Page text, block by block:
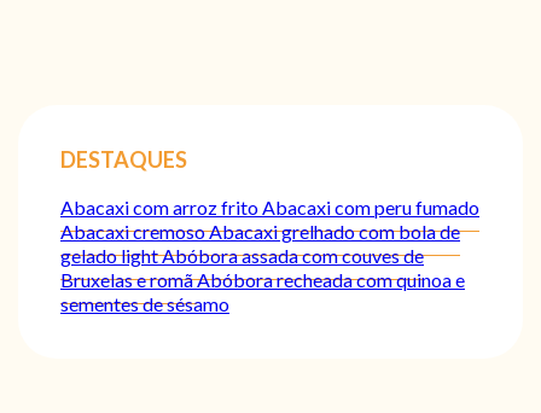
DESTAQUES
Abacaxi com arroz fritoAbacaxi com peru fumado
Abacaxi cremosoAbacaxi grelhado com bola de
gelado lightAbóbora assada com couves de
Bruxelas e romãAbóbora recheada com quinoa e
sementes de sésamo